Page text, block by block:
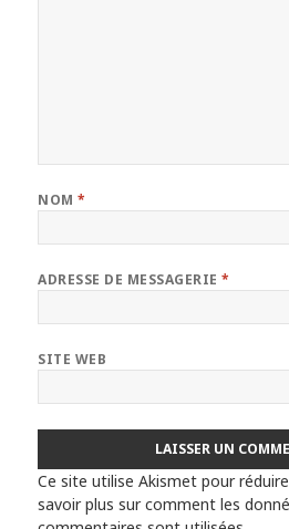
NOM*
ADRESSE DE MESSAGERIE*
SITE WEB
Ce site utilise Akismet pour
savoir plus sur comment les